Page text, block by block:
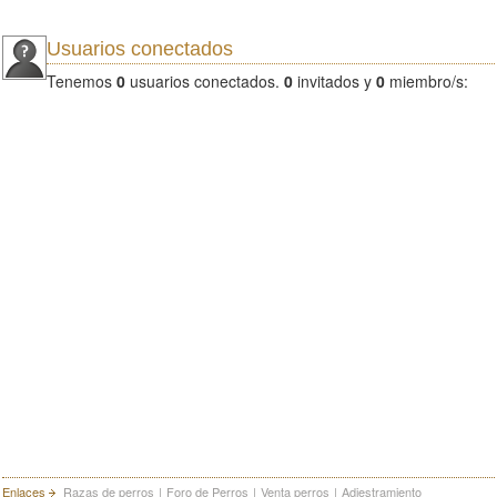
Usuarios conectados
Tenemos 0 usuarios conectados. 0 invitados y 0 miembro/s:
Enlaces Razas de perros | Foro de Perros | Venta perros | Adiestramiento